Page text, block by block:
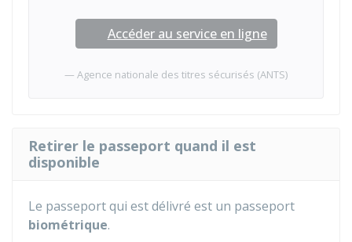
Accéder au service en ligne
Agence nationale des titres sécurisés (ANTS)
Retirer le passeport quand il est
disponible
Le passeport qui est délivré est un passeport
biométrique.